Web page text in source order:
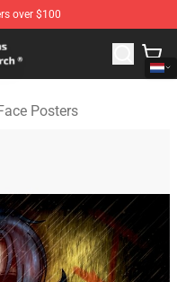
over $100
Face Merchandise Shop
Posters